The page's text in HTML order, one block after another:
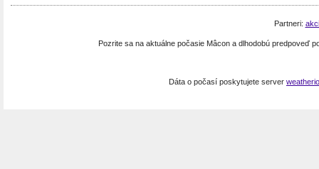
Partneri:
Pozrite sa na aktuálne počasie Mâcon a dlhodobú predpoveď
Dáta o počasí poskytujete server